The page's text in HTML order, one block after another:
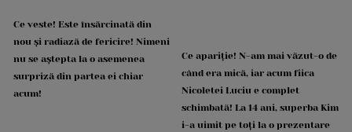
Ce veste! Este însărcinată din
nou și radiază de fericire! Nimeni
nu se aștepta la o asemenea
surpriză din partea ei chiar
acum!
Ce apariție! N-am mai văzut-o de
când era mică, iar acum fiica
Nicoletei Luciu e complet
schimbată! La 14 ani, superba Kim
i-a uimit pe toți la o prezentare